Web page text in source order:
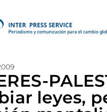
leyes,